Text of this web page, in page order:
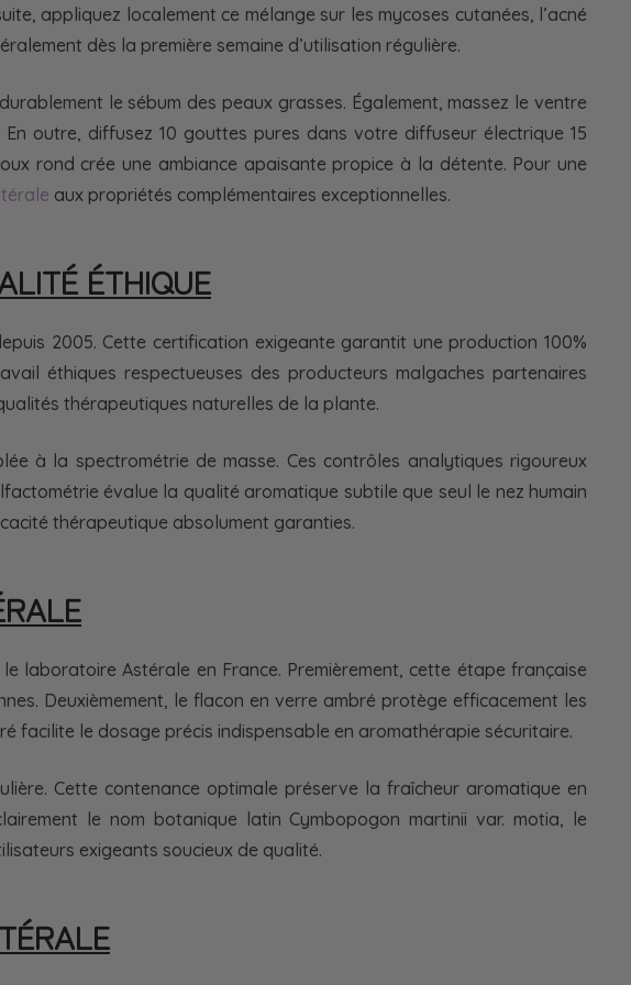
appliquez localement ce mélange sur les mycoses cutanées, l’acné
dès la première semaine d’utilisation régulière.
le sébum des peaux grasses. Également, massez le ventre
outre, diffusez 10 gouttes pures dans votre diffuseur électrique 15
rond crée une ambiance apaisante propice à la détente. Pour une
aux propriétés complémentaires exceptionnelles.
ÉTHIQUE
2005. Cette certification exigeante garantit une production 100%
éthiques respectueuses des producteurs malgaches partenaires
thérapeutiques naturelles de la plante.
à la spectrométrie de masse. Ces contrôles analytiques rigoureux
évalue la qualité aromatique subtile que seul le nez humain
thérapeutique absolument garanties.
laboratoire Astérale en France. Premièrement, cette étape française
Deuxièmement, le flacon en verre ambré protège efficacement les
facilite le dosage précis indispensable en aromathérapie sécuritaire.
Cette contenance optimale préserve la fraîcheur aromatique en
le nom botanique latin Cymbopogon martinii var. motia, le
exigeants soucieux de qualité.